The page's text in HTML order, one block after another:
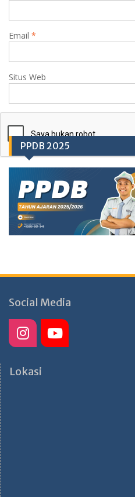
Email *
Situs Web
PPDB 2025
Social Media
Lokasi